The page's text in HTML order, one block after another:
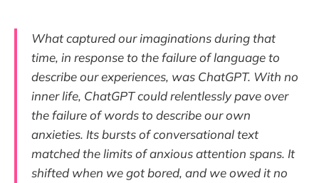
What captured our imaginations during that
time, in response to the failure of language to
describe our experiences, was ChatGPT. With no
inner life, ChatGPT could relentlessly pave over
the failure of words to describe our own
anxieties. Its bursts of conversational text
matched the limits of anxious attention spans. It
shifted when we got bored, and we owed it no